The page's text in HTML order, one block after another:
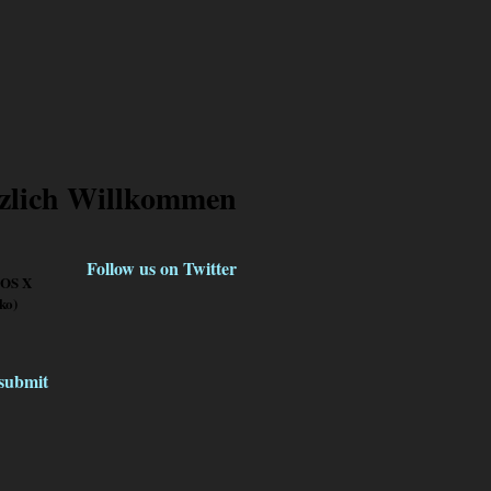
Willkommen
Follow us on Twitter
X